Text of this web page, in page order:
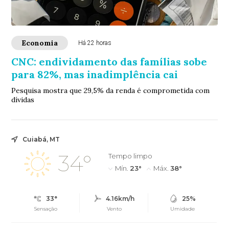
Economia Há 22 horas
CNC: endividamento das famílias sobe
para 82%, mas inadimplência cai
Pesquisa mostra que 29,5% da renda é comprometida com
dívidas
Cuiabá, MT
34°
Tempo limpo
Mín. 23° Máx. 38°
33°
Sensação
4.16km/h
Vento
25%
Umidade